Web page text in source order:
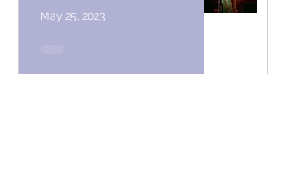
May 25, 2023